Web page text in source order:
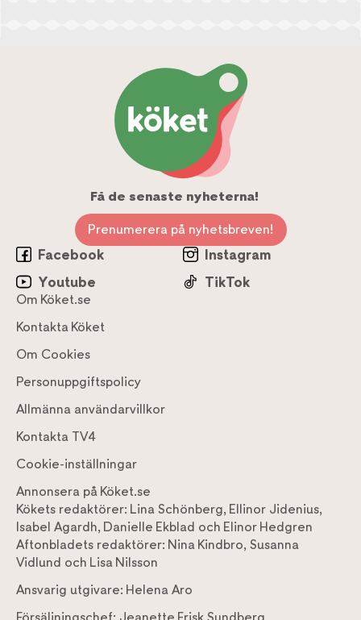
Få de senaste nyheterna!
Prenumerera på nyhetsbreven!
Facebook
Instagram
Youtube
TikTok
Om Köket.se
Kontakta Köket
Om Cookies
Personuppgiftspolicy
Allmänna användarvillkor
Kontakta TV4
Cookie-inställningar
Annonsera på Köket.se
Kökets redaktörer: Lina Schönberg, Ellinor Jidenius,
Isabel Agardh, Danielle Ekblad och Elinor Hedgren
Aftonbladets redaktörer: Nina Kindbro, Susanna
Vidlund och Lisa Nilsson
Ansvarig utgivare: Helena Aro